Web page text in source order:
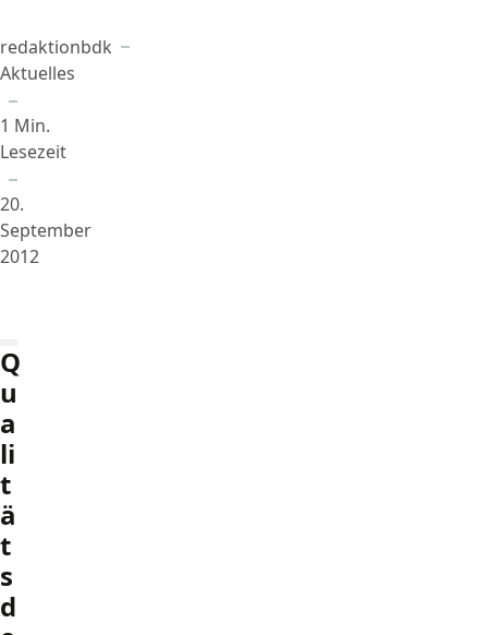
Beigetragen von
redaktionbdk
in
Aktuelles
1 Min.
Lesezeit
20.
September
2012
Q
u
a
li
t
ä
t
s
d